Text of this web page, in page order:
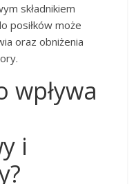
składnikiem
posiłków może
oraz obniżenia
wpływa
i